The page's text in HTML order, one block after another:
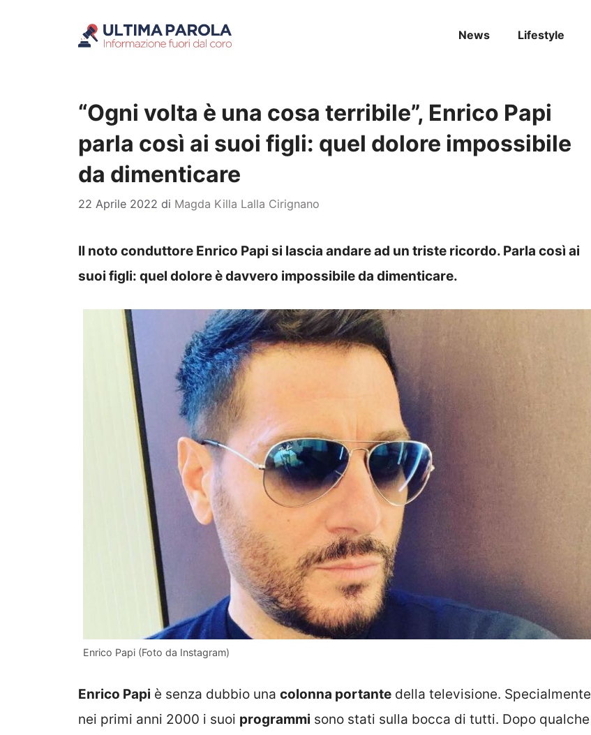
News Lifestyle
“Ogni volta è una cosa terribile”, Enrico Papi
parla così ai suoi figli: quel dolore impossibile
da dimenticare
22 Aprile 2022 di Magda Killa Lalla Cirignano
Il noto conduttore Enrico Papi si lascia andare ad un triste ricordo. Parla così ai
suoi figli: quel dolore è davvero impossibile da dimenticare.
Enrico Papi (Foto da Instagram)
Enrico Papi è senza dubbio una colonna portante della televisione. Specialmente
nei primi anni 2000 i suoi programmi sono stati sulla bocca di tutti. Dopo qualche